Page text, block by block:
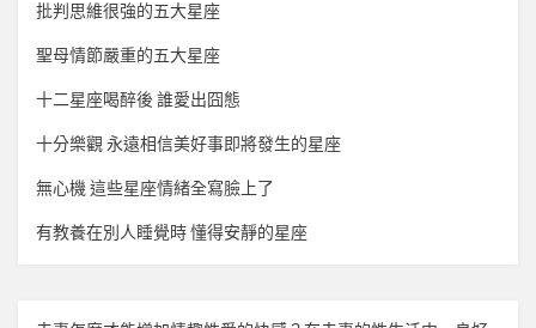
批判思維很強的五大星座
聖母情節嚴重的五大星座
十二星座喝醉後 誰愛出囧態
十分樂觀 永遠相信美好事即將發生的星座
無心機 這些星座情緒全寫臉上了
有教養在別人睡覺時 懂得安靜的星座